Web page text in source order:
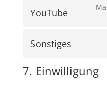
YouTube
Sonstiges
7. Einwilligung